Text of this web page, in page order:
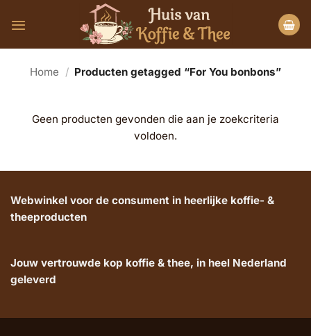
naar
Home / Producten getagged “For You bonbons”
Geen producten gevonden die aan je zoekcriteria
voldoen.
Webwinkel voor de consument in heerlijke koffie- &
theeproducten
Jouw vertrouwde kop koffie & thee, in heel Nederland
geleverd